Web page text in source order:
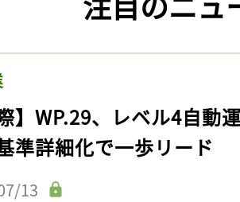
際】WP.29、レベル4自動
準詳細化で一歩リード
13